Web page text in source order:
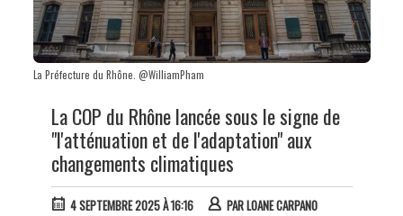
La Préfecture du Rhône. @WilliamPham
La COP du Rhône lancée sous le signe de
"l'atténuation et de l'adaptation" aux
changements climatiques
4 SEPTEMBRE 2025 À 16:16 PARLOANE CARPANO